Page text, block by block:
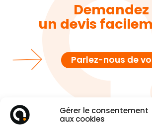
Gérer le consentement
aux cookies
Demandez
un devis
Parlez-nous de